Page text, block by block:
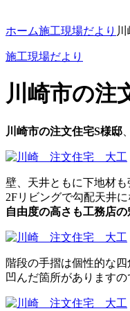
ホーム施工現場だより
施工現場だより
川崎市の注
川崎市の注文住宅S様邸
壁、天井ともに下地材
2Fリビングで勾配天井
自由度の高さも工務店の
階段の手摺は個性的な四
凹んだ箇所があります